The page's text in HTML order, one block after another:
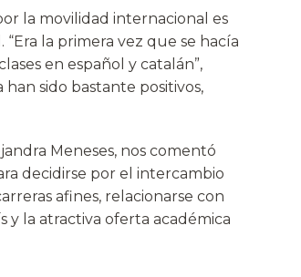
la movilidad internacional es
la primera vez que se hacía
en español y catalán”,
sido bastante positivos,
Meneses, nos comentó
decidirse por el intercambio
afines, relacionarse con
y la atractiva oferta académica